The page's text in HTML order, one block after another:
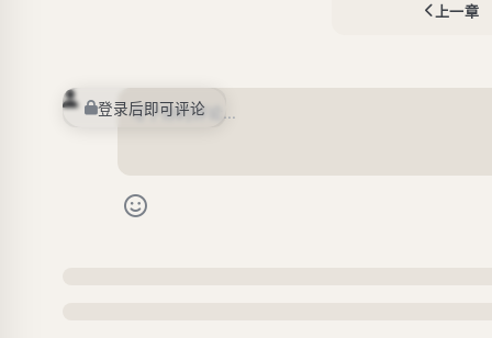
上一章
登录后即可评论